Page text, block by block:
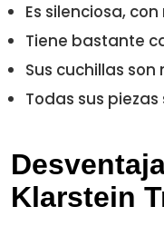
Es silenciosa,
Tiene bastante
Sus cuchillas
Todas sus
Klarstein